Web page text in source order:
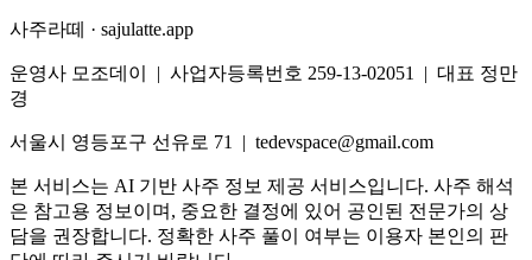
사주라떼 · sajulatte.app
운영사 모조데이 | 사업자등록번호 259-13-02051 | 대표 정만
경
서울시 영등포구 선유로 71 | tedevspace@gmail.com
본 서비스는 AI 기반 사주 정보 제공 서비스입니다. 사주 해석
은 참고용 정보이며, 중요한 결정에 있어 공인된 전문가의 상
담을 권장합니다. 정확한 사주 풀이 여부는 이용자 본인의 판